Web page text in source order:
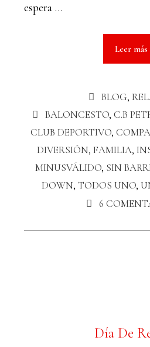
espera …
Leer más
BLOG,
BALONCESTO, C.B
CLUB DEPORTIVO,
DIVERSIÓN, FAMILIA,
MINUSVÁLIDO, SIN
DOWN, TODOS UNO,
6
Día De